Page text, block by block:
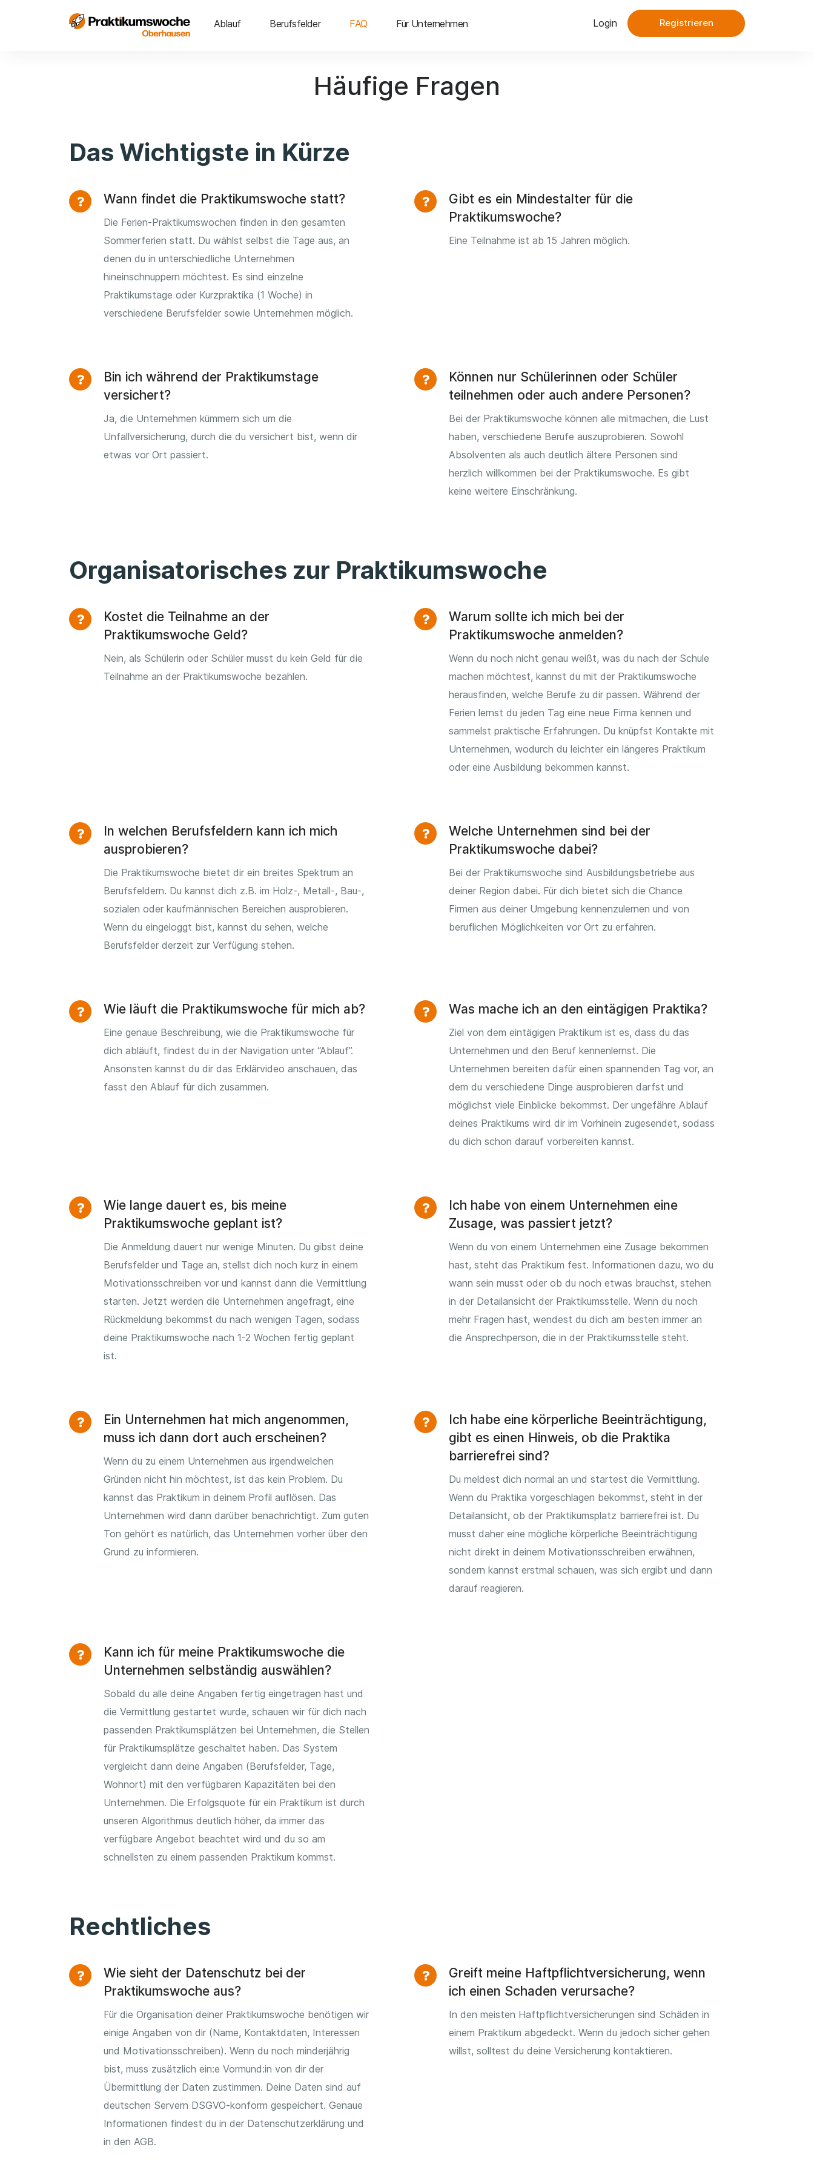
Ablauf Berufsfelder FAQ Für Unternehmen Login Registrieren
Häufige Fragen
Das Wichtigste in Kürze
Wann findet die Praktikumswoche statt?
Die Ferien-Praktikumswochen finden in den gesamten
Sommerferien statt. Du wählst selbst die Tage aus, an
denen du in unterschiedliche Unternehmen
hineinschnuppern möchtest. Es sind einzelne
Praktikumstage oder Kurzpraktika (1 Woche) in
verschiedene Berufsfelder sowie Unternehmen möglich.
Gibt es ein Mindestalter für die
Praktikumswoche?
Eine Teilnahme ist ab 15 Jahren möglich.
Bin ich während der Praktikumstage
versichert?
Ja, die Unternehmen kümmern sich um die
Unfallversicherung, durch die du versichert bist, wenn dir
etwas vor Ort passiert.
Können nur Schülerinnen oder Schüler
teilnehmen oder auch andere Personen?
Bei der Praktikumswoche können alle mitmachen, die Lust
haben, verschiedene Berufe auszuprobieren. Sowohl
Absolventen als auch deutlich ältere Personen sind
herzlich willkommen bei der Praktikumswoche. Es gibt
keine weitere Einschränkung.
Organisatorisches zur Praktikumswoche
Kostet die Teilnahme an der
Praktikumswoche Geld?
Nein, als Schülerin oder Schüler musst du kein Geld für die
Teilnahme an der Praktikumswoche bezahlen.
Warum sollte ich mich bei der
Praktikumswoche anmelden?
Wenn du noch nicht genau weißt, was du nach der Schule
machen möchtest, kannst du mit der Praktikumswoche
herausfinden, welche Berufe zu dir passen. Während der
Ferien lernst du jeden Tag eine neue Firma kennen und
sammelst praktische Erfahrungen. Du knüpfst Kontakte mit
Unternehmen, wodurch du leichter ein längeres Praktikum
oder eine Ausbildung bekommen kannst.
In welchen Berufsfeldern kann ich mich
ausprobieren?
Die Praktikumswoche bietet dir ein breites Spektrum an
Berufsfeldern. Du kannst dich z.B. im Holz-, Metall-, Bau-,
sozialen oder kaufmännischen Bereichen ausprobieren.
Wenn du eingeloggt bist, kannst du sehen, welche
Berufsfelder derzeit zur Verfügung stehen.
Welche Unternehmen sind bei der
Praktikumswoche dabei?
Bei der Praktikumswoche sind Ausbildungsbetriebe aus
deiner Region dabei. Für dich bietet sich die Chance
Firmen aus deiner Umgebung kennenzulernen und von
beruflichen Möglichkeiten vor Ort zu erfahren.
Wie läuft die Praktikumswoche für mich ab?
Eine genaue Beschreibung, wie die Praktikumswoche für
dich abläuft, findest du in der Navigation unter “Ablauf”.
Ansonsten kannst du dir das Erklärvideo anschauen, das
fasst den Ablauf für dich zusammen.
Was mache ich an den eintägigen Praktika?
Ziel von dem eintägigen Praktikum ist es, dass du das
Unternehmen und den Beruf kennenlernst. Die
Unternehmen bereiten dafür einen spannenden Tag vor, an
dem du verschiedene Dinge ausprobieren darfst und
möglichst viele Einblicke bekommst. Der ungefähre Ablauf
deines Praktikums wird dir im Vorhinein zugesendet, sodass
du dich schon darauf vorbereiten kannst.
Wie lange dauert es, bis meine
Praktikumswoche geplant ist?
Die Anmeldung dauert nur wenige Minuten. Du gibst deine
Berufsfelder und Tage an, stellst dich noch kurz in einem
Motivationsschreiben vor und kannst dann die Vermittlung
starten. Jetzt werden die Unternehmen angefragt, eine
Rückmeldung bekommst du nach wenigen Tagen, sodass
deine Praktikumswoche nach 1-2 Wochen fertig geplant
ist.
Ich habe von einem Unternehmen eine
Zusage, was passiert jetzt?
Wenn du von einem Unternehmen eine Zusage bekommen
hast, steht das Praktikum fest. Informationen dazu, wo du
wann sein musst oder ob du noch etwas brauchst, stehen
in der Detailansicht der Praktikumsstelle. Wenn du noch
mehr Fragen hast, wendest du dich am besten immer an
die Ansprechperson, die in der Praktikumsstelle steht.
Ein Unternehmen hat mich angenommen,
muss ich dann dort auch erscheinen?
Wenn du zu einem Unternehmen aus irgendwelchen
Gründen nicht hin möchtest, ist das kein Problem. Du
kannst das Praktikum in deinem Profil auflösen. Das
Unternehmen wird dann darüber benachrichtigt. Zum guten
Ton gehört es natürlich, das Unternehmen vorher über den
Grund zu informieren.
Ich habe eine körperliche Beeinträchtigung,
gibt es einen Hinweis, ob die Praktika
barrierefrei sind?
Du meldest dich normal an und startest die Vermittlung.
Wenn du Praktika vorgeschlagen bekommst, steht in der
Detailansicht, ob der Praktikumsplatz barrierefrei ist. Du
musst daher eine mögliche körperliche Beeinträchtigung
nicht direkt in deinem Motivationsschreiben erwähnen,
sondern kannst erstmal schauen, was sich ergibt und dann
darauf reagieren.
Kann ich für meine Praktikumswoche die
Unternehmen selbständig auswählen?
Sobald du alle deine Angaben fertig eingetragen hast und
die Vermittlung gestartet wurde, schauen wir für dich nach
passenden Praktikumsplätzen bei Unternehmen, die Stellen
für Praktikumsplätze geschaltet haben. Das System
vergleicht dann deine Angaben (Berufsfelder, Tage,
Wohnort) mit den verfügbaren Kapazitäten bei den
Unternehmen. Die Erfolgsquote für ein Praktikum ist durch
unseren Algorithmus deutlich höher, da immer das
verfügbare Angebot beachtet wird und du so am
schnellsten zu einem passenden Praktikum kommst.
Rechtliches
Wie sieht der Datenschutz bei der
Praktikumswoche aus?
Für die Organisation deiner Praktikumswoche benötigen wir
einige Angaben von dir (Name, Kontaktdaten, Interessen
und Motivationsschreiben). Wenn du noch minderjährig
bist, muss zusätzlich ein:e Vormund:in von dir der
Übermittlung der Daten zustimmen. Deine Daten sind auf
deutschen Servern DSGVO-konform gespeichert. Genaue
Informationen findest du in der Datenschutzerklärung und
in den AGB.
Greift meine Haftpflichtversicherung, wenn
ich einen Schaden verursache?
In den meisten Haftpflichtversicherungen sind Schäden in
einem Praktikum abgedeckt. Wenn du jedoch sicher gehen
willst, solltest du deine Versicherung kontaktieren.